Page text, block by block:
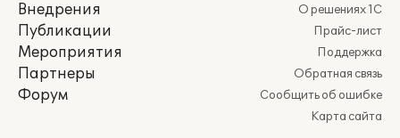
Внедрения
Публикации
Мероприятия
Партнеры
Форум
О решениях 1С
Прайс-лист
Поддержка
Обратная связь
Сообщить об ошибке
Карта сайта